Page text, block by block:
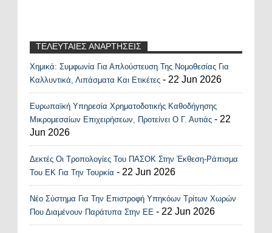
ΤΕΛΕΥΤΑΙΕΣ ΑΝΑΡΤΗΣΕΙΣ
Recent Posts Widget
Χημικά: Συμφωνία Για Απλούστευση Της Νομοθεσίας Για
Καλλυντικά, Λιπάσματα Και Ετικέτες - 22 Jun 2026
Ευρωπαϊκή Υπηρεσία Χρηματοδοτικής Καθοδήγησης
Μικρομεσαίων Επιχειρήσεων, Προτείνει Ο Γ. Αυτιάς - 22
Jun 2026
Δεκτές Οι Τροπολογίες Του ΠΑΣΟΚ Στην Έκθεση-Ράπισμα
Του ΕΚ Για Την Τουρκία - 22 Jun 2026
Νέο Σύστημα Για Την Επιστροφή Υπηκόων Τρίτων Χωρών
Που Διαμένουν Παράτυπα Στην ΕΕ - 22 Jun 2026